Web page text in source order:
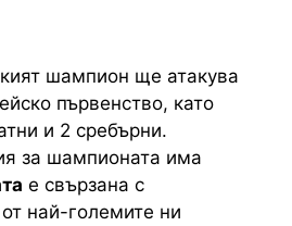
шампион ще атакува
първeнство, като
и 2 сребърни.
за шампионата има
е свързана с
най-големите ни